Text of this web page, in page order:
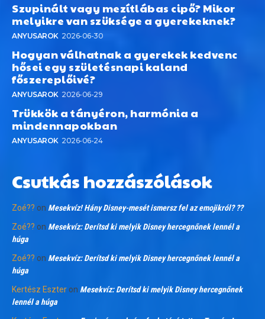
Szupinált vagy mezítlábas cipő? Mikor
melyikre van szüksége a gyerekeknek?
ANYUSAROK 2026-06-30
Hogyan válhatnak a gyerekek kedvenc
hősei egy születésnapi kaland
főszereplőivé?
ANYUSAROK 2026-06-29
Trükkök a tányéron, harmónia a
mindennapokban
ANYUSAROK 2026-06-24
Csutkás hozzászólások
Zoé?? on Mesekvíz! Hány Disney-mesét ismersz fel az emojikról? ??
Zoé?? on Mesekvíz: Derítsd ki melyik Disney hercegnőnek lennél a
húga
Zoé?? on Mesekvíz: Derítsd ki melyik Disney hercegnőnek lennél a
húga
Kertész Eszter on Mesekvíz: Derítsd ki melyik Disney hercegnőnek
lennél a húga